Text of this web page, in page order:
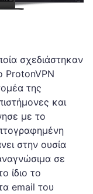
σχεδιάστηκαν
ProtonVPN
της
και
με το
στην ουσία
σε
ίδιο το
email του